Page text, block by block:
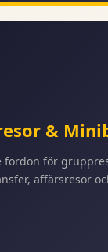
&
fordon för
affärsresor